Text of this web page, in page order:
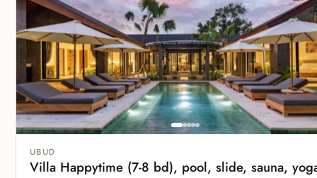
UBUD
Villa Happytime (7-8 bd), pool, slide, sauna,